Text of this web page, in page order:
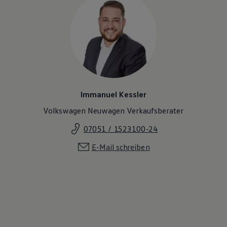
Elektromobilität
Volkswagen R
Pannen- und Unfallhilfe
Volkswagen Kundenbetreuung
Immanuel Kessler
Volkswagen Neuwagen Verkaufsberater
07051 / 1523100-24
E-Mail schreiben